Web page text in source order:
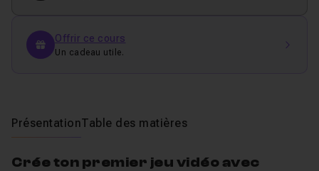
Offrir ce cours
Un cadeau utile.
PrésentationTable des matières
Crée ton premier jeu vidéo avec